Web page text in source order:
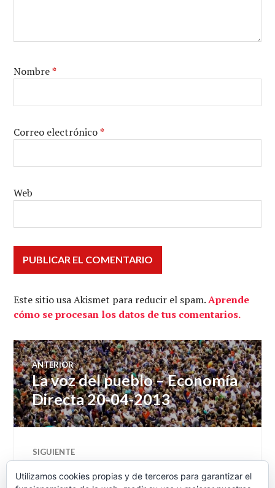
Nombre*
Correo electrónico*
Web
Este sitio usa Akismet para reducir el spam.Aprende
cómo se procesan los datos de tus comentarios.
Navegación
de
entradas
ANTERIOR
Entrada
anterior:
La voz del pueblo – Economía
Directa 20-04-2013
SIGUIENTE
Entrada
siguiente:
Discutir la configuración
Utilizamos cookies propias y de terceros para garantizar el